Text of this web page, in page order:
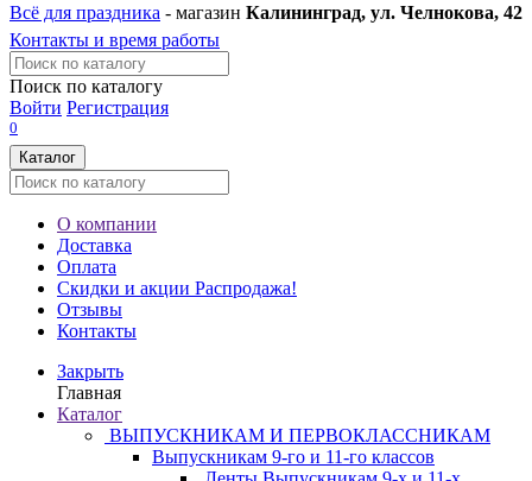
Всё для праздника - магазин Калининград, ул. Челнокова, 42
Контакты и время работы
Поиск по каталогу
Войти Регистрация
0
Каталог
О компании
Доставка
Оплата
Скидки и акции Распродажа!
Отзывы
Контакты
Закрыть
Главная
Каталог
ВЫПУСКНИКАМ И ПЕРВОКЛАССНИКАМ
Выпускникам 9-го и 11-го классов